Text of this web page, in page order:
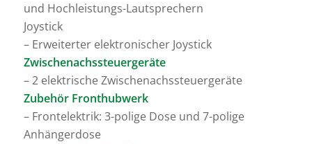
und Hochleistungs-Lautsprechern
Joystick
– Erweiterter elektronischer Joystick
Zwischenachssteuergeräte
– 2 elektrische Zwischenachssteuergeräte
Zubehör Fronthubwerk
– Frontelektrik: 3-polige Dose und 7-polige
Anhängerdose